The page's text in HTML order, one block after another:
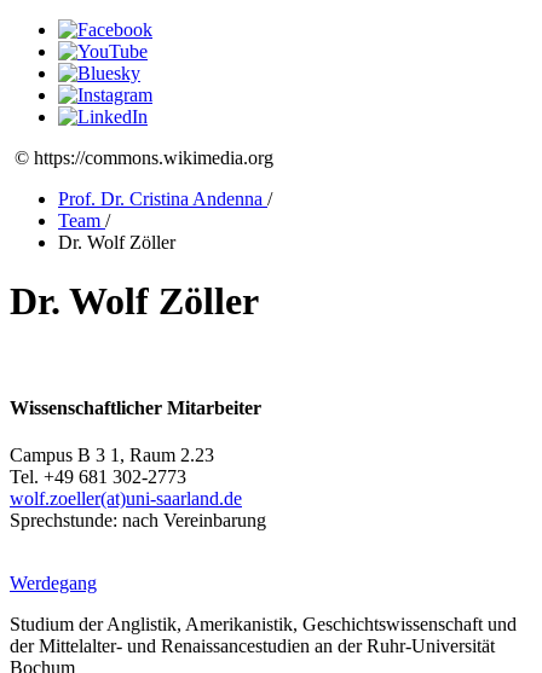
© https://commons.wikimedia.org
Prof. Dr. Cristina Andenna /
Team /
Dr. Wolf Zöller
Dr. Wolf Zöller
Wissenschaftlicher Mitarbeiter
Campus B 3 1, Raum 2.23
Tel. +49 681 302-2773
wolf.zoeller(at)uni-saarland.de
Sprechstunde: nach Vereinbarung
Werdegang
Studium der Anglistik, Amerikanistik, Geschichtswissenschaft und
der Mittelalter- und Renaissancestudien an der Ruhr-Universität
Bochum